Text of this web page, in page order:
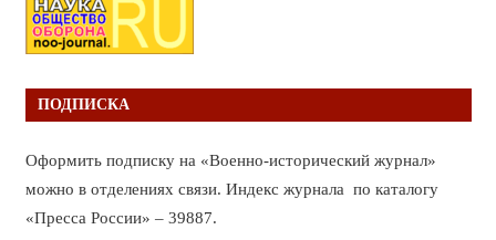
ПОДПИСКА
Оформить подписку на «Военно-исторический журнал»
можно в отделениях связи. Индекс журнала по каталогу
«Пресса России» – 39887.